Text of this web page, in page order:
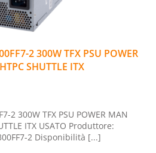
2 300W TFX PSU POWER
SHUTTLE ITX
2 300W TFX PSU POWER MAN
ITX USATO Produttore:
2 Disponibilità [...]